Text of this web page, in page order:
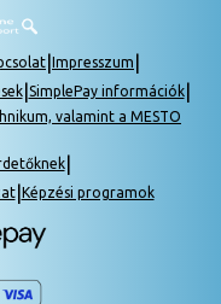
Impresszum
| SimplePay információk|
valamint a MESTO
|
| Képzési programok